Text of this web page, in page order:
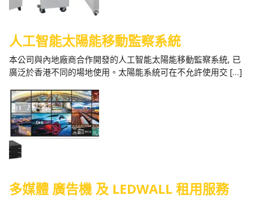
人工智能太陽能移動監察系統
本公司與內地廠商合作開發的人工智能太陽能移動監察系統, 已
廣泛於香港不同的場地使用。太陽能系統可在不允許使用交 […]
多媒體 廣告機 及 LEDWALL 租用服務